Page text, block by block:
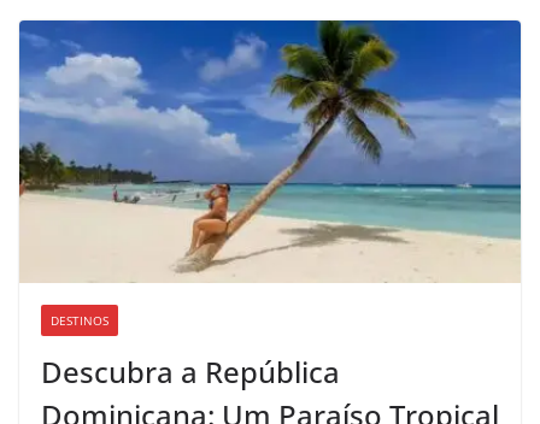
DESTINOS
Descubra a República
Dominicana: Um Paraíso Tropical